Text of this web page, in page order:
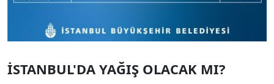
İSTANBUL'DA YAĞIŞ OLACAK MI?